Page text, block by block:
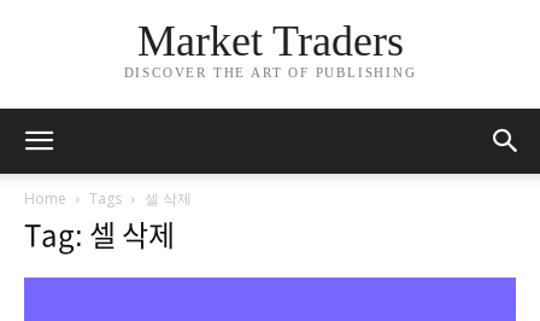
Market Traders
DISCOVER THE ART OF PUBLISHING
Home Tags 셀 삭제
Tag: 셀 삭제